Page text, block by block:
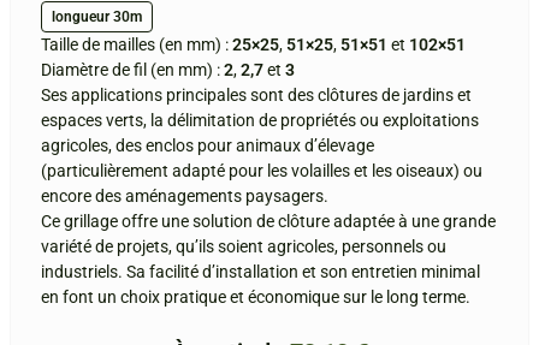
longueur 30m
Taille de mailles (en mm) :25×25, 51×25, 51×51 et 102×51
Diamètre de fil (en mm) :2,2,7et 3
Ses applications principales sont des clôtures de jardins et
espaces verts, la délimitation de propriétés ou exploitations
agricoles, des enclos pour animaux d’élevage
(particulièrement adapté pour les volailles et les oiseaux) ou
encore des aménagements paysagers.
Ce grillage offre une solution de clôture adaptée à une grande
variété de projets, qu’ils soient agricoles, personnels ou
industriels. Sa facilité d’installation et son entretien minimal
en font un choix pratique et économique sur le long terme.